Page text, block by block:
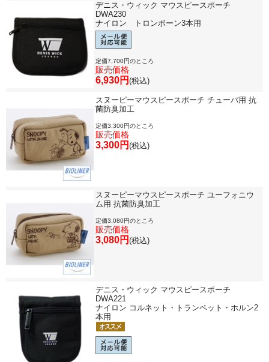
デニス・ウィック マウスピースポーチ
DWA230
ナイロン トロンボーン3本用
定価7,700円のところ
販売価格
6,930円 (税込)
スヌーピーマウスピースポーチ チューバ用 抗
菌防臭加工
定価3,300円のところ
販売価格
3,300円 (税込)
スヌーピーマウスピースポーチ ユーフォニウ
ム用 抗菌防臭加工
定価3,080円のところ
販売価格
3,080円 (税込)
デニス・ウィック マウスピースポーチ
DWA221
ナイロン コルネット・トランペット・ホルン2
本用